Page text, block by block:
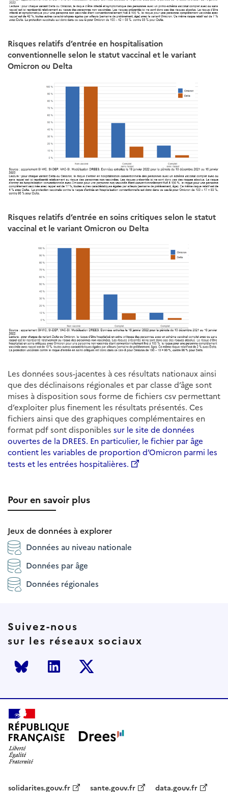
Risques relatifs d’entrée en hospitalisation
conventionnelle selon le statut vaccinal et le variant
Omicron ou Delta
Risques relatifs d’entrée en soins critiques selon le statut
vaccinal et le variant Omicron ou Delta
Les données sous-jacentes à ces résultats nationaux ainsi
que des déclinaisons régionales et par classe d’âge sont
mises à disposition sous forme de fichiers csv permettant
d’exploiter plus finement les résultats présentés. Ces
fichiers ainsi que des graphiques complémentaires en
format pdf sont disponibles sur le site de données
ouvertes de la DREES. En particulier, le fichier par âge
contient les variables de proportion d’Omicron parmi les
tests et les entrées hospitalières.
Pour en savoir plus
Jeux de données à explorer
Données au niveau nationale
Données par âge
Données régionales
Suivez-nous
sur les réseaux sociaux
Bluesky LinkedInTwitter
solidarites.gouv.fr sante.gouv.fr data.gouv.fr